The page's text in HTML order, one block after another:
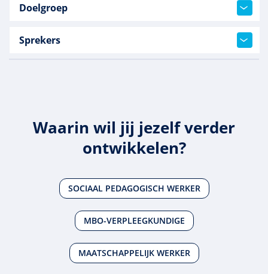
Doelgroep
Sprekers
Waarin wil jij jezelf verder
ontwikkelen?
SOCIAAL PEDAGOGISCH WERKER
MBO-VERPLEEGKUNDIGE
MAATSCHAPPELIJK WERKER